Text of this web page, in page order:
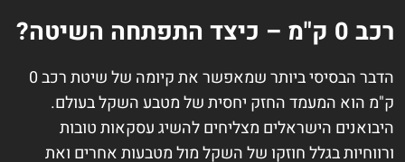
רכב 0 ק"מ – כיצד התפתחה השיטה?
הדבר הבסיסי ביותר שמאפשר את קיומה של שיטת רכב 0
ק"מ הוא המעמד החזק יחסית של מטבע השקל בעולם.
היבואנים הישראלים מצליחים להשיג עסקאות טובות
ורווחיות בגלל חוזקו של השקל מול מטבעות אחרים ואת